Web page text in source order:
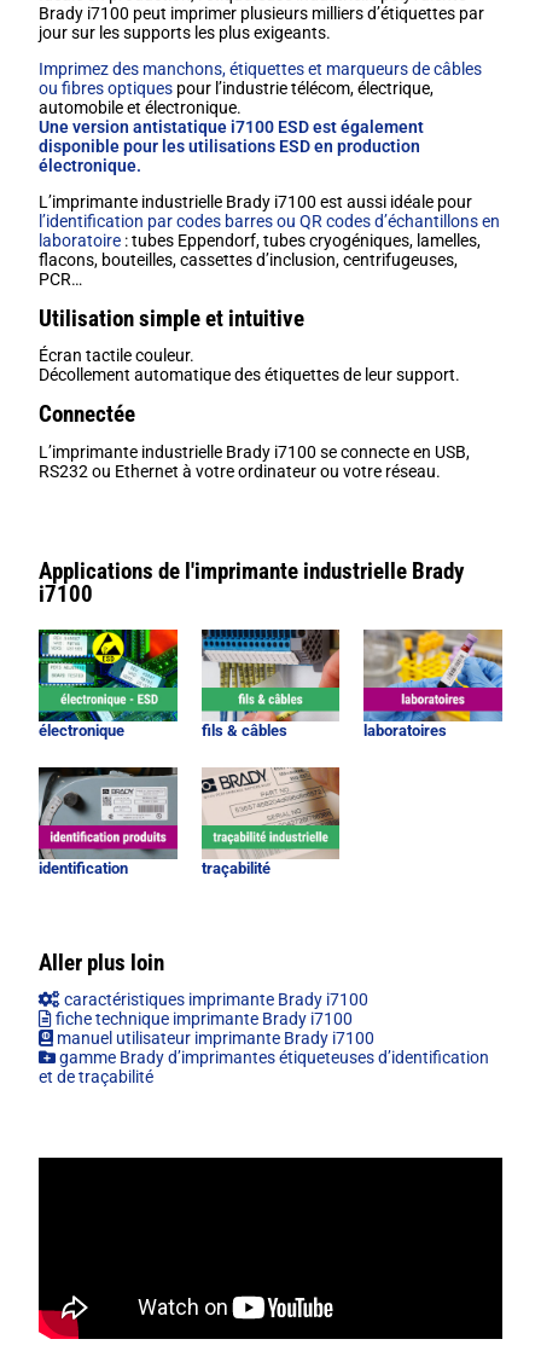
Brady i7100 peut imprimer plusieurs milliers d’étiquettes par
jour sur les supports les plus exigeants.
Imprimez des manchons, étiquettes et marqueurs de câbles
ou fibres optiques pour l’industrie télécom, électrique,
automobile et électronique.
Une version antistatique i7100 ESD est également
disponible pour les utilisations ESD en production
électronique.
L’imprimante industrielle Brady i7100 est aussi idéale pour
l’identification par codes barres ou QR codes d’échantillons en
laboratoire : tubes Eppendorf, tubes cryogéniques, lamelles,
flacons, bouteilles, cassettes d’inclusion, centrifugeuses,
PCR…
Utilisation simple et intuitive
Écran tactile couleur.
Décollement automatique des étiquettes de leur support.
Connectée
L’imprimante industrielle Brady i7100 se connecte en USB,
RS232 ou Ethernet à votre ordinateur ou votre réseau.
Applications de l'imprimante industrielle Brady
i7100
électronique fils & câbles laboratoires
identification traçabilité
Aller plus loin
caractéristiques imprimante Brady i7100
fiche technique imprimante Brady i7100
manuel utilisateur imprimante Brady i7100
gamme Brady d’imprimantes étiqueteuses d’identification
et de traçabilité